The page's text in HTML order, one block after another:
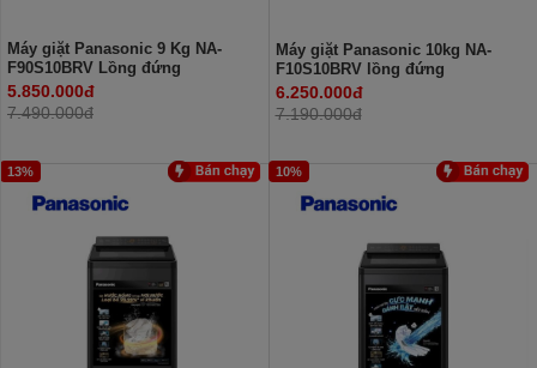
Máy giặt Panasonic 9 Kg NA-
F90S10BRV Lồng đứng
5.850.000đ
7.490.000đ
Máy giặt Panasonic 10kg NA-
F10S10BRV lồng đứng
6.250.000đ
7.190.000đ
13% 10%